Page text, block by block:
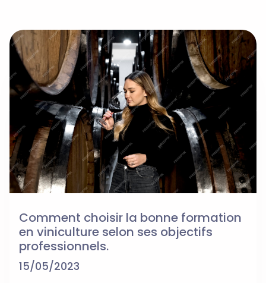
Comment choisir la bonne formation
en viniculture selon ses objectifs
professionnels.
15/05/2023